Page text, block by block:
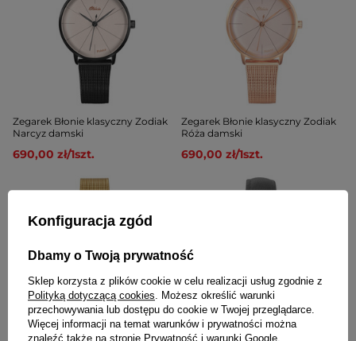
Zegarek Błonie klasyczny Zodiak
Narcyz damski
690,00 zł/1szt.
Zegarek Błonie klasyczny Zodiak
Róża damski
690,00 zł/1szt.
Konfiguracja zgód
Dbamy o Twoją prywatność
Sklep korzysta z plików cookie w celu realizacji usług zgodnie z
Polityką dotyczącą cookies . Możesz określić warunki
przechowywania lub dostępu do cookie w Twojej przeglądarce.
Więcej informacji na temat warunków i prywatności można
znaleźć także na stronie Prywatność i warunki Google